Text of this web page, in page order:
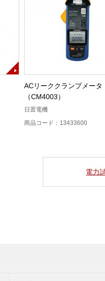
ACリーククランプメータ
（CM4003）
日置電機
商品コード：13433600
電力